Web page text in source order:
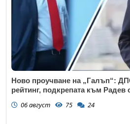
Ново проучване на „Галъп“:
рейтинг, подкрепата към Радев
06 август 75 24